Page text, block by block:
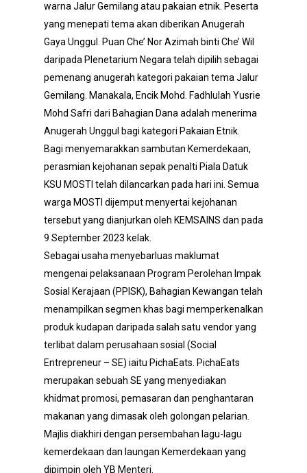
warna Jalur Gemilang atau pakaian etnik. Peserta
yang menepati tema akan diberikan Anugerah
Gaya Unggul. Puan Che’ Nor Azimah binti Che’ Wil
daripada Plenetarium Negara telah dipilih sebagai
pemenang anugerah kategori pakaian tema Jalur
Gemilang. Manakala, Encik Mohd. Fadhlulah Yusrie
Mohd Safri dari Bahagian Dana adalah menerima
Anugerah Unggul bagi kategori Pakaian Etnik.
Bagi menyemarakkan sambutan Kemerdekaan,
perasmian kejohanan sepak penalti Piala Datuk
KSU MOSTI telah dilancarkan pada hari ini. Semua
warga MOSTI dijemput menyertai kejohanan
tersebut yang dianjurkan oleh KEMSAINS dan pada
9 September 2023 kelak.
Sebagai usaha menyebarluas maklumat
mengenai pelaksanaan Program Perolehan Impak
Sosial Kerajaan (PPISK), Bahagian Kewangan telah
menampilkan segmen khas bagi memperkenalkan
produk kudapan daripada salah satu vendor yang
terlibat dalam perusahaan sosial (Social
Entrepreneur – SE) iaitu PichaEats. PichaEats
merupakan sebuah SE yang menyediakan
khidmat promosi, pemasaran dan penghantaran
makanan yang dimasak oleh golongan pelarian.
Majlis diakhiri dengan persembahan lagu-lagu
kemerdekaan dan laungan Kemerdekaan yang
dipimpin oleh YB Menteri.